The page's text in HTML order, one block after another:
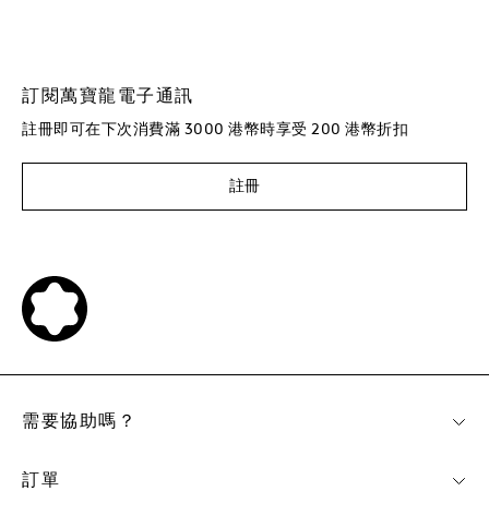
訂閱萬寶龍電子通訊
註冊即可在下次消費滿 3000 港幣時享受 200 港幣折扣
註冊
需要協助嗎？
訂單